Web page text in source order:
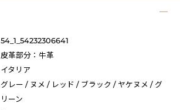
54_1_54232306641
皮革部分：牛革
イタリア
グレー / ヌメ / レッド / ブラック / ヤケヌメ / グ
リーン